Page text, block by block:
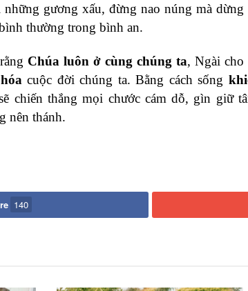
gương xấu, đừng nao núng mà
thường trong bình an.
Chúa luôn ở cùng chúng ta, Ngài cho
cuộc đời chúng ta. Bằng cách sống
chiến thắng mọi chước cám dỗ, gìn giữ
nên thánh.
140